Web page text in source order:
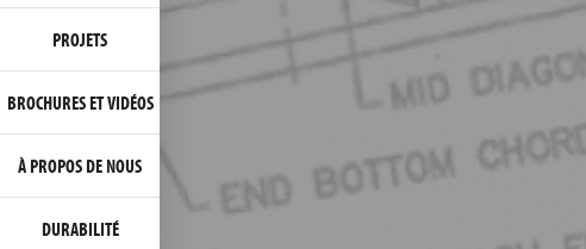
PROJETS
BROCHURES ET VIDÉOS
À PROPOS DE NOUS
DURABILITÉ